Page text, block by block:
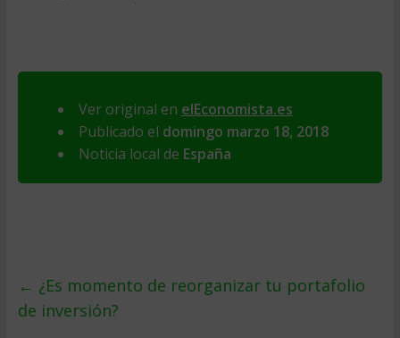
Ver original en elEconomista.es
Publicado el domingo marzo 18, 2018
Noticia local de España
← ¿Es momento de reorganizar tu portafolio
de inversión?